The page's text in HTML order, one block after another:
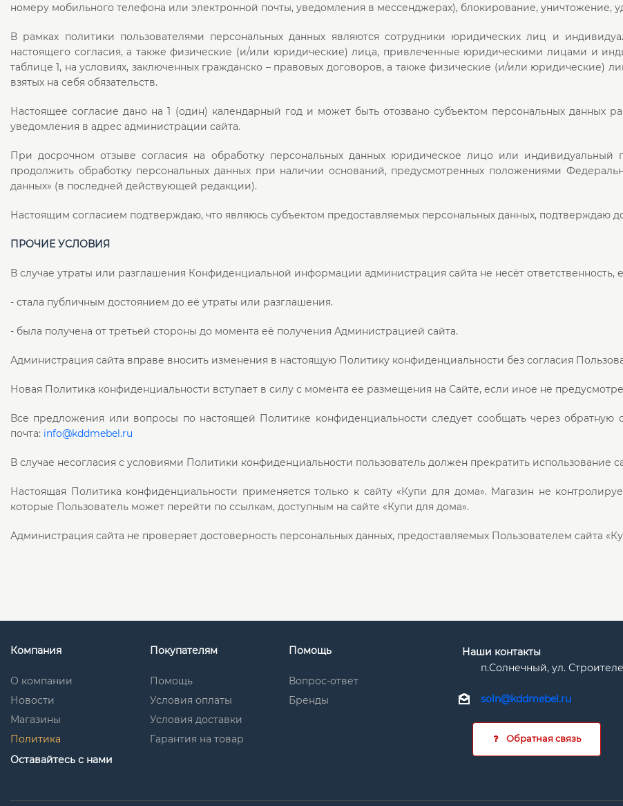
номеру мобильного телефона или электронной почты, уведомления в мессенджерах), блокирование, уничтожение,
В рамках политики пользователями персональных данных являются сотрудники юридических лиц и
настоящего согласия, а также физические (и/или юридические) лица, привлеченные юридическими лицами и
таблице 1, на условиях, заключенных гражданско – правовых договоров, а также физические (и/или юридические)
взятых на себя обязательств.
Настоящее согласие дано на 1 (один) календарный год и может быть отозвано субъектом персональных данных
уведомления в адрес администрации сайта.
При досрочном отзыве согласия на обработку персональных данных юридическое лицо или индивидуальный
продолжить обработку персональных данных при наличии оснований, предусмотренных положениями
данных» (в последней действующей редакции).
Настоящим согласием подтверждаю, что являюсь субъектом предоставляемых персональных данных, подтверждаю
ПРОЧИЕ УСЛОВИЯ
В случае утраты или разглашения Конфиденциальной информации администрация сайта не несёт
- стала публичным достоянием до её утраты или разглашения.
- была получена от третьей стороны до момента её получения Администрацией сайта.
Администрация сайта вправе вносить изменения в настоящую Политику конфиденциальности без согласия
Новая Политика конфиденциальности вступает в силу с момента ее размещения на Сайте, если иное не
Все предложения или вопросы по настоящей Политике конфиденциальности следует сообщать через обратную
почта: info@kddmebel.ru
В случае несогласия с условиями Политики конфиденциальности пользователь должен прекратить использование
Настоящая Политика конфиденциальности применяется только к сайту «Купи для дома». Магазин не
которые Пользователь может перейти по ссылкам, доступным на сайте «Купи для дома».
Администрация сайта не проверяет достоверность персональных данных, предоставляемых Пользователем сайта
Компания
О компании
Новости
Магазины
Политика
Покупателям
Помощь
Условия оплаты
Условия доставки
Гарантия на товар
Помощь
Вопрос-ответ
Бренды
Оставайтесь с нами
Наши контакты
п.Солнечный, ул.
soln@kddmebel.ru
Обратная связь